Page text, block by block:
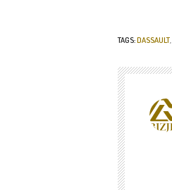
TAGS:DASSAULT,